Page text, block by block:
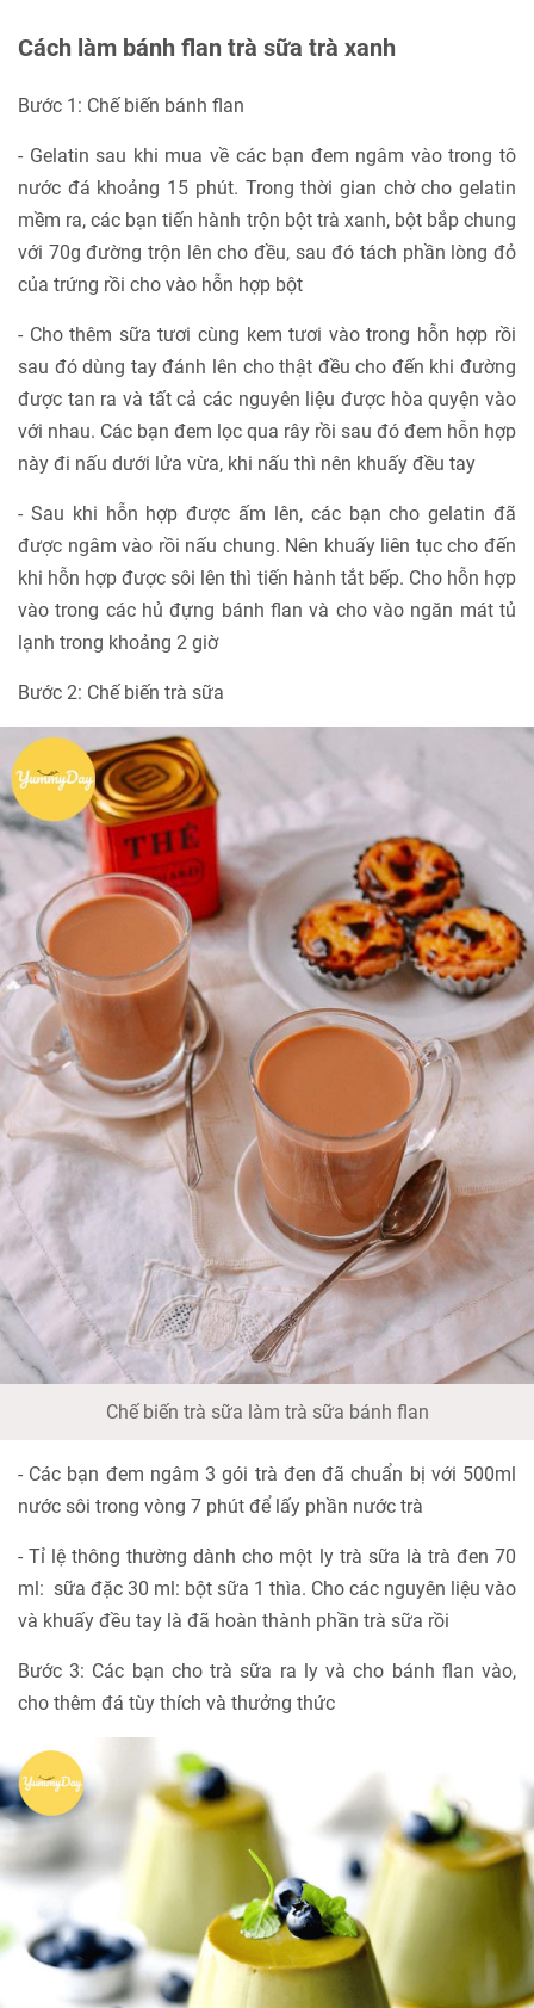
Cách làm bánh flan trà sữa trà xanh
Bước 1: Chế biến bánh flan
- Gelatin sau khi mua về các bạn đem ngâm vào trong tô
nước đá khoảng 15 phút. Trong thời gian chờ cho gelatin
mềm ra, các bạn tiến hành trộn bột trà xanh, bột bắp chung
với 70g đường trộn lên cho đều, sau đó tách phần lòng đỏ
của trứng rồi cho vào hỗn hợp bột
- Cho thêm sữa tươi cùng kem tươi vào trong hỗn hợp rồi
sau đó dùng tay đánh lên cho thật đều cho đến khi đường
được tan ra và tất cả các nguyên liệu được hòa quyện vào
với nhau. Các bạn đem lọc qua rây rồi sau đó đem hỗn hợp
này đi nấu dưới lửa vừa, khi nấu thì nên khuấy đều tay
- Sau khi hỗn hợp được ấm lên, các bạn cho gelatin đã
được ngâm vào rồi nấu chung. Nên khuấy liên tục cho đến
khi hỗn hợp được sôi lên thì tiến hành tắt bếp. Cho hỗn hợp
vào trong các hủ đựng bánh flan và cho vào ngăn mát tủ
lạnh trong khoảng 2 giờ
Bước 2: Chế biến trà sữa
Chế biến trà sữa làm trà sữa bánh flan
- Các bạn đem ngâm 3 gói trà đen đã chuẩn bị với 500ml
nước sôi trong vòng 7 phút để lấy phần nước trà
- Tỉ lệ thông thường dành cho một ly trà sữa là trà đen 70
ml: sữa đặc 30 ml: bột sữa 1 thìa. Cho các nguyên liệu vào
và khuấy đều tay là đã hoàn thành phần trà sữa rồi
Bước 3: Các bạn cho trà sữa ra ly và cho bánh flan vào,
cho thêm đá tùy thích và thưởng thức